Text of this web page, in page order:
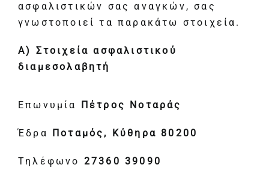
ασφαλιστικών σας αναγκών, σας
γνωστοποιεί τα παρακάτω στοιχεία.
Α) Στοιχεία ασφαλιστικού
διαμεσολαβητή
Επωνυμία Πέτρος Νοταράς
Έδρα Ποταμός, Κύθηρα 80200
Τηλέφωνο 27360 39090